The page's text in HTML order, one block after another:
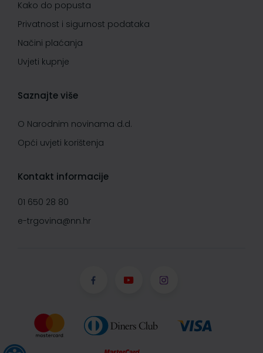
Kako do popusta
Privatnost i sigurnost podataka
Načini plaćanja
Uvjeti kupnje
Saznajte više
O Narodnim novinama d.d.
Opći uvjeti korištenja
Kontakt informacije
01 650 28 80
e-trgovina@nn.hr